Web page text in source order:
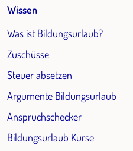
Wissen
Was ist Bildungsurlaub?
Zuschüsse
Steuer absetzen
Argumente Bildungsurlaub
Anspruchschecker
Bildungsurlaub Kurse